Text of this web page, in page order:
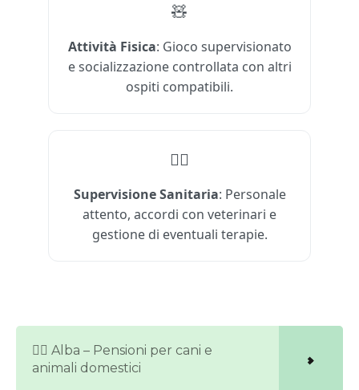
🧸
Attività Fisica: Gioco supervisionato
e socializzazione controllata con altri
ospiti compatibili.
🐕‍⚕️
Supervisione Sanitaria: Personale
attento, accordi con veterinari e
gestione di eventuali terapie.
🐕‍🦺 Alba – Pensioni per cani e
animali domestici